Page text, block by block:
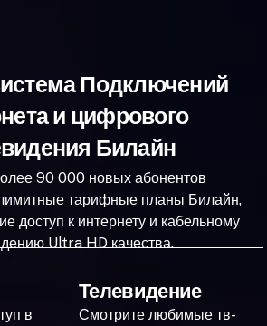
Подключений
и цифрового
Билайн
90 000 новых абонентов
тарифные планы Билайн,
доступ к интернету и кабельному
Ultra HD качества.
в
Телевидение
Смотрите любимые тв-